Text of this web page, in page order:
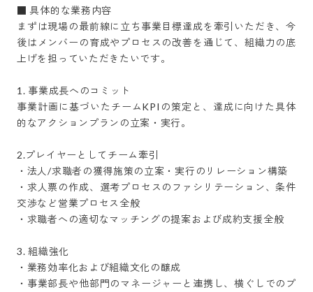
■ 具体的な業務内容
まずは現場の最前線に立ち事業目標達成を牽引いただき、今
後はメンバーの育成やプロセスの改善を通じて、組織力の底
上げを担っていただきたいです。
1. 事業成長へのコミット
事業計画に基づいたチームKPIの策定と、達成に向けた具体
的なアクションプランの立案・実行。
2.プレイヤーとしてチーム牽引
・法人/求職者の獲得施策の立案・実行のリレーション構築
・求人票の作成、選考プロセスのファシリテーション、条件
交渉など営業プロセス全般
・求職者への適切なマッチングの提案および成約支援全般
3. 組織強化
・業務効率化および組織文化の醸成
・事業部長や他部門のマネージャーと連携し、横ぐしでのプ